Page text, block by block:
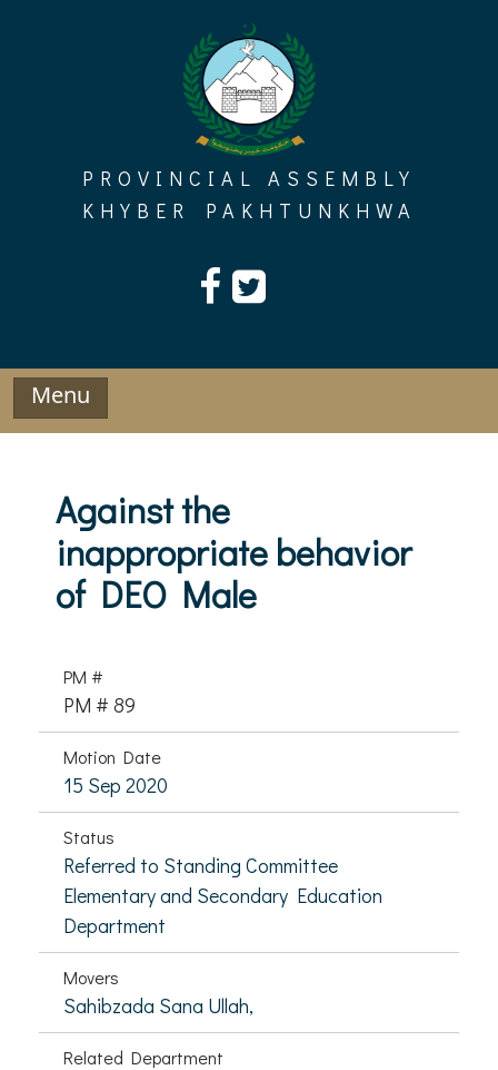
PROVINCIAL ASSEMBLY
KHYBER PAKHTUNKHWA
Menu
Against the
inappropriate behavior
of DEO Male
PM #
PM # 89
Motion Date
15 Sep 2020
Status
Referred to Standing Committee
Elementary and Secondary Education
Department
Movers
Sahibzada Sana Ullah,
Related Department